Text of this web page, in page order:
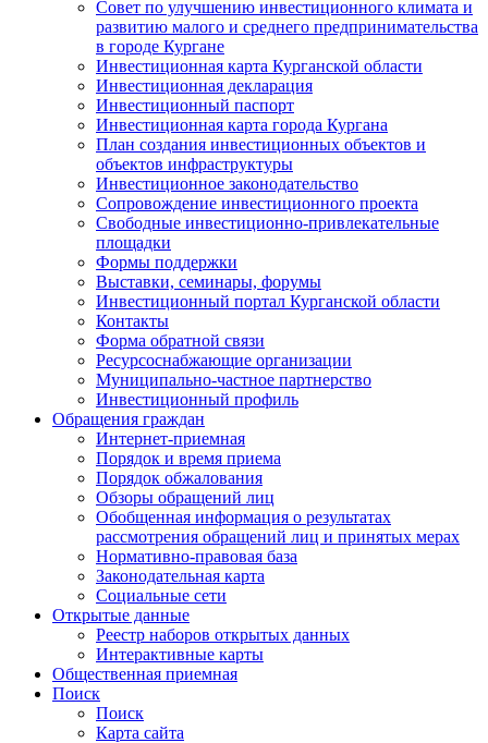
Совет по улучшению инвестиционного климата и
развитию малого и среднего предпринимательства
в городе Кургане
Инвестиционная карта Курганской области
Инвестиционная декларация
Инвестиционный паспорт
Инвестиционная карта города Кургана
План создания инвестиционных объектов и
объектов инфраструктуры
Инвестиционное законодательство
Сопровождение инвестиционного проекта
Свободные инвестиционно-привлекательные
площадки
Формы поддержки
Выставки, семинары, форумы
Инвестиционный портал Курганской области
Контакты
Форма обратной связи
Ресурсоснабжающие организации
Муниципально-частное партнерство
Инвестиционный профиль
Обращения граждан
Интернет-приемная
Порядок и время приема
Порядок обжалования
Обзоры обращений лиц
Обобщенная информация о результатах
рассмотрения обращений лиц и принятых мерах
Нормативно-правовая база
Законодательная карта
Социальные сети
Открытые данные
Реестр наборов открытых данных
Интерактивные карты
Общественная приемная
Поиск
Поиск
Карта сайта